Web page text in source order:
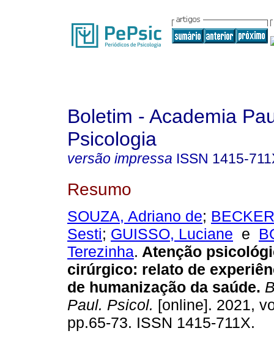
Boletim - Academia
Psicologia
versão impressa ISSN 1415-
Resumo
SOUZA, Adriano de;
Sesti; GUISSO, Luciane e
Terezinha. Atenção
cirúrgico: relato de
de humanização da saúde.
Paul. Psicol. [online]. 2021,
pp.65-73. ISSN 1415-711X.